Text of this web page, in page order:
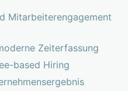
Mitarbeiterengagement
Zeiterfassung
based Hiring